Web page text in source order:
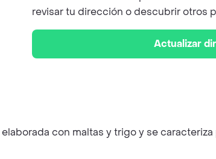
revisar tu dirección o descubrir otros
Actualizar
con maltas y trigo y se